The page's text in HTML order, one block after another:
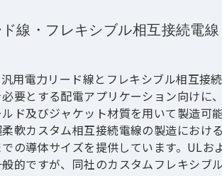
線・フレキシブル相互接続電線
用電力リード線とフレキシブル相互接
要とする配電アプリケーション向けに
ド及びジャケット材質を用いて製造可能
軟カスタム相互接続電線の製造におけ
の導体サイズを提供しています。ULお
的ですが、同社のカスタムフレキシブ